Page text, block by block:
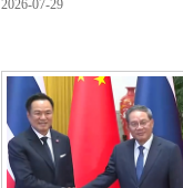
2026-07-29